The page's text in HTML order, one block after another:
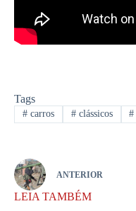
Tags
#carros #clássicos #
ANTERIOR
LEIA TAMBÉM